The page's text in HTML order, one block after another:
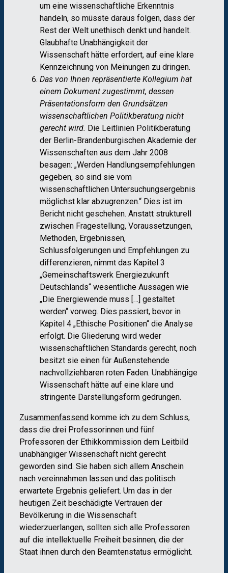
um eine wissenschaftliche Erkenntnis
handeln, so müsste daraus folgen, dass der
Rest der Welt unethisch denkt und handelt.
Glaubhafte Unabhängigkeit der
Wissenschaft hätte erfordert, auf eine klare
Kennzeichnung von Meinungen zu dringen.
Das von Ihnen repräsentierte Kollegium hat
einem Dokument zugestimmt, dessen
Präsentationsform den Grundsätzen
wissenschaftlichen Politikberatung nicht
gerecht wird. Die Leitlinien Politikberatung
der Berlin-Brandenburgischen Akademie der
Wissenschaften aus dem Jahr 2008
besagen: „Werden Handlungsempfehlungen
gegeben, so sind sie vom
wissenschaftlichen Untersuchungsergebnis
möglichst klar abzugrenzen.“ Dies ist im
Bericht nicht geschehen. Anstatt strukturell
zwischen Fragestellung, Voraussetzungen,
Methoden, Ergebnissen,
Schlussfolgerungen und Empfehlungen zu
differenzieren, nimmt das Kapitel 3
„Gemeinschaftswerk Energiezukunft
Deutschlands“ wesentliche Aussagen wie
„Die Energiewende muss […] gestaltet
werden“ vorweg. Dies passiert, bevor in
Kapitel 4 „Ethische Positionen“ die Analyse
erfolgt. Die Gliederung wird weder
wissenschaftlichen Standards gerecht, noch
besitzt sie einen für Außenstehende
nachvollziehbaren roten Faden. Unabhängige
Wissenschaft hätte auf eine klare und
stringente Darstellungsform gedrungen.
Zusammenfassend komme ich zu dem Schluss,
dass die drei Professorinnen und fünf
Professoren der Ethikkommission dem Leitbild
unabhängiger Wissenschaft nicht gerecht
geworden sind. Sie haben sich allem Anschein
nach vereinnahmen lassen und das politisch
erwartete Ergebnis geliefert. Um das in der
heutigen Zeit beschädigte Vertrauen der
Bevölkerung in die Wissenschaft
wiederzuerlangen, sollten sich alle Professoren
auf die intellektuelle Freiheit besinnen, die der
Staat ihnen durch den Beamtenstatus ermöglicht.